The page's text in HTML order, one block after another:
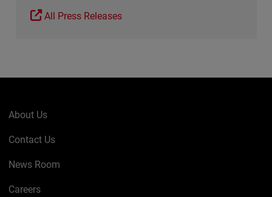
All Press Releases
About Us
Contact Us
News Room
Careers